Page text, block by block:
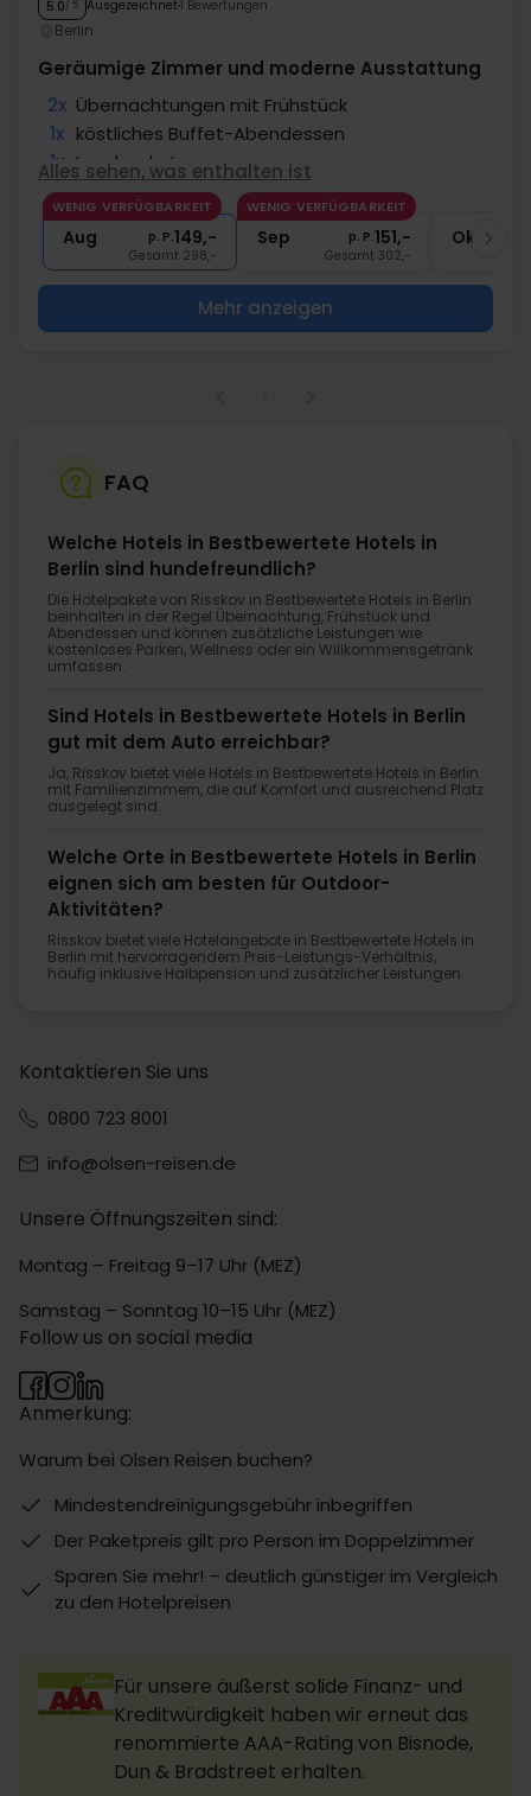
5.0/ 5 Ausgezeichnet 1 Bewertungen
Berlin
Geräumige Zimmer und moderne Ausstattung
2x Übernachtungen mit Frühstück
1x köstliches Buffet-Abendessen
1x Lunchpaket
1x Geführte Tour
1x 1 Begrüßungsgetränk
Alles sehen, was enthalten ist
WENIG VERFÜGBARKEIT
Aug p. P.149,-
Gesamt 298,-
WENIG VERFÜGBARKEIT
Sep p. P.151,-
Gesamt 302,-
Okt
Mehr anzeigen
FAQ
Welche Hotels in Bestbewertete Hotels in
Berlin sind hundefreundlich?
Die Hotelpakete von Risskov in Bestbewertete Hotels in Berlin
beinhalten in der Regel Übernachtung, Frühstück und
Abendessen und können zusätzliche Leistungen wie
kostenloses Parken, Wellness oder ein Willkommensgetränk
umfassen.
Sind Hotels in Bestbewertete Hotels in Berlin
gut mit dem Auto erreichbar?
Ja, Risskov bietet viele Hotels in Bestbewertete Hotels in Berlin
mit Familienzimmern, die auf Komfort und ausreichend Platz
ausgelegt sind.
Welche Orte in Bestbewertete Hotels in Berlin
eignen sich am besten für Outdoor-
Aktivitäten?
Risskov bietet viele Hotelangebote in Bestbewertete Hotels in
Berlin mit hervorragendem Preis-Leistungs-Verhältnis,
häufig inklusive Halbpension und zusätzlicher Leistungen.
Kontaktieren Sie uns
0800 723 8001
info@olsen-reisen.de
Unsere Öffnungszeiten sind:
Montag – Freitag 9–17 Uhr (MEZ)
Samstag – Sonntag 10–15 Uhr (MEZ)
Anmerkung:
Warum bei Olsen Reisen buchen?
Mindestendreinigungsgebühr inbegriffen
Der Paketpreis gilt pro Person im Doppelzimmer
Sparen Sie mehr! – deutlich günstiger im Vergleich
zu den Hotelpreisen
Follow us on social media
Für unsere äußerst solide Finanz- und
Kreditwürdigkeit haben wir erneut das
renommierte AAA-Rating von Bisnode,
Dun & Bradstreet erhalten.